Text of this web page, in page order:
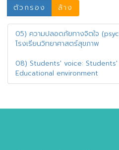
ตัวกรอง
ล้าง
05) ความปลอดภัยทางจิตใจ
โรงเรียนวิทยาศาสตร์สุขภาพ
08) Students' voice:
Educational environment